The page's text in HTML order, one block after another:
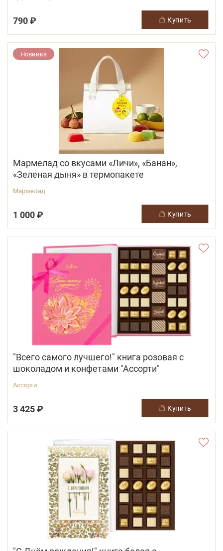
790 ₽ купить
Новинка
Мармелад со вкусами «Личи», «Банан»,
«Зеленая дыня» в термопакете
Мармелад
1 000 ₽ купить
"Всего самого лучшего!" книга розовая с
шоколадом и конфетами "Ассорти"
Ассорти
3 425 ₽ купить